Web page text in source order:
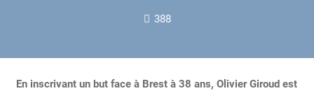
388
En inscrivant un but face à Brest à 38 ans, Olivier Giroud est